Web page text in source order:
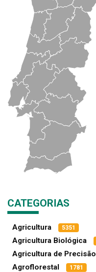
CATEGORIAS
Agricultura 5351
Agricultura Biológica
Agricultura de Precisão
Agroflorestal 1781